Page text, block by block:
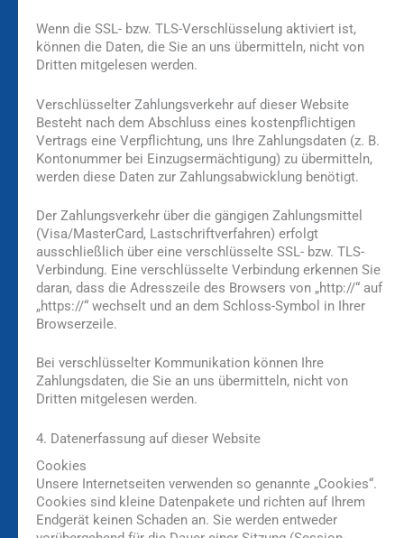
Wenn die SSL- bzw. TLS-Verschlüsselung aktiviert ist,
können die Daten, die Sie an uns übermitteln, nicht von
Dritten mitgelesen werden.
Verschlüsselter Zahlungsverkehr auf dieser Website
Besteht nach dem Abschluss eines kostenpflichtigen
Vertrags eine Verpflichtung, uns Ihre Zahlungsdaten (z. B.
Kontonummer bei Einzugsermächtigung) zu übermitteln,
werden diese Daten zur Zahlungsabwicklung benötigt.
Der Zahlungsverkehr über die gängigen Zahlungsmittel
(Visa/MasterCard, Lastschriftverfahren) erfolgt
ausschließlich über eine verschlüsselte SSL- bzw. TLS-
Verbindung. Eine verschlüsselte Verbindung erkennen Sie
daran, dass die Adresszeile des Browsers von „http://“ auf
„https://“ wechselt und an dem Schloss-Symbol in Ihrer
Browserzeile.
Bei verschlüsselter Kommunikation können Ihre
Zahlungsdaten, die Sie an uns übermitteln, nicht von
Dritten mitgelesen werden.
4. Datenerfassung auf dieser Website
Cookies
Unsere Internetseiten verwenden so genannte „Cookies“.
Cookies sind kleine Datenpakete und richten auf Ihrem
Endgerät keinen Schaden an. Sie werden entweder